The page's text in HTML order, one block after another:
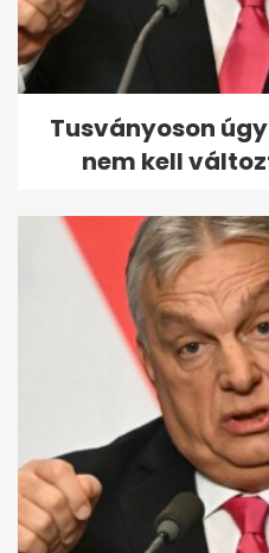
Tusványoson
nem kell